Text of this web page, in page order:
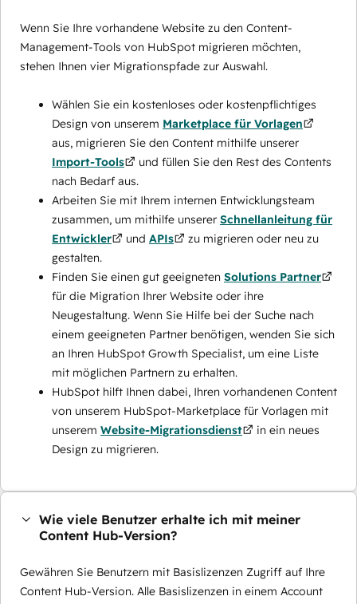
Wenn Sie Ihre vorhandene Website zu den Content-
Management-Tools von HubSpot migrieren möchten,
stehen Ihnen vier Migrationspfade zur Auswahl.
Wählen Sie ein kostenloses oder kostenpflichtiges
Design von unserem Marketplace für Vorlagen
aus, migrieren Sie den Content mithilfe unserer
Import-Tools
und füllen Sie den Rest des Contents
nach Bedarf aus.
Arbeiten Sie mit Ihrem internen Entwicklungsteam
zusammen, um mithilfe unserer Schnellanleitung für
Entwickler
und APIs
zu migrieren oder neu zu
gestalten.
Finden Sie einen gut geeigneten Solutions Partner
für die Migration Ihrer Website oder ihre
Neugestaltung. Wenn Sie Hilfe bei der Suche nach
einem geeigneten Partner benötigen, wenden Sie sich
an Ihren HubSpot Growth Specialist, um eine Liste
mit möglichen Partnern zu erhalten.
HubSpot hilft Ihnen dabei, Ihren vorhandenen Content
von unserem HubSpot-Marketplace für Vorlagen mit
unserem Website-Migrationsdienst
in ein neues
Design zu migrieren.
Wie viele Benutzer erhalte ich mit meiner
Content Hub-Version?
Gewähren Sie Benutzern mit Basislizenzen Zugriff auf Ihre
Content Hub-Version. Alle Basislizenzen in einem Account